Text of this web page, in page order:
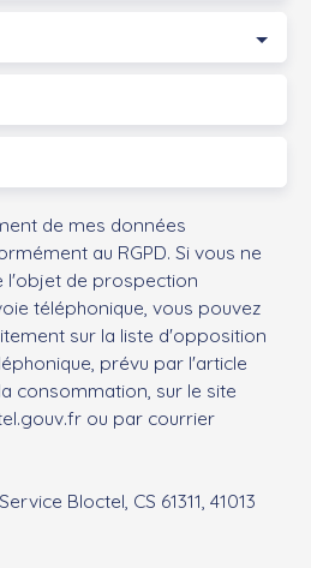
de mes données
au RGPD. Si vous ne
l'objet de prospection
téléphonique, vous pouvez
sur la liste d'opposition
prévu par l'article
consommation, sur le site
ou par courrier
Bloctel, CS 61311, 41013